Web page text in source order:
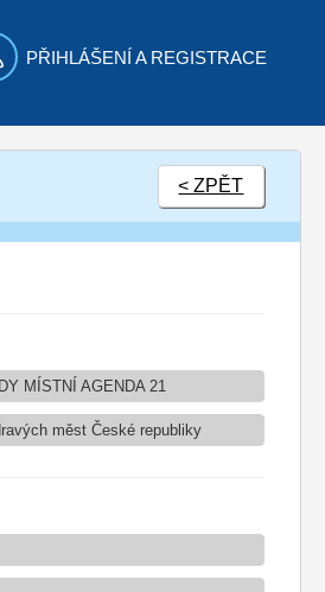
PŘIHLÁŠENÍ A REGISTRACE
< ZPĚT
MÍSTNÍ AGENDA 21
měst České republiky